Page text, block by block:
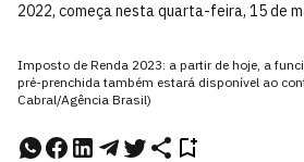
2022, começa nesta quarta-feira, 15 de
Imposto de Renda 2023: a partir de hoje, a
pré-prenchida também estará disponível ao
Cabral/Agência Brasil)